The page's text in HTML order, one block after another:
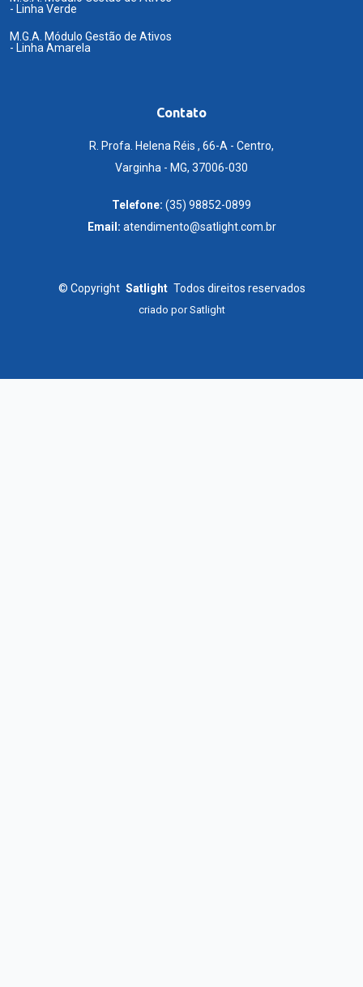
- Linha Verde
M.G.A. Módulo Gestão de Ativos
- Linha Amarela
Contato
R. Profa. Helena Réis , 66-A - Centro,
Varginha - MG, 37006-030
Telefone: (35) 98852-0899
Email: atendimento@satlight.com.br
© Copyright Satlight Todos direitos reservados
criado porSatlight